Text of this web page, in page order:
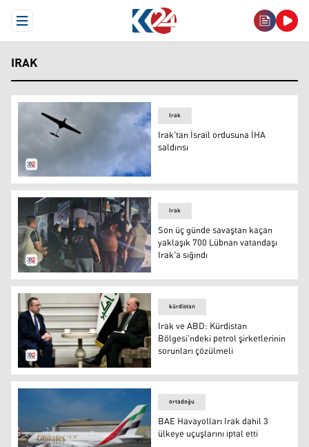
Open Menu
IRAK
Irak'tan İsrail ordusuna İHA saldırısı
Irak
Irak'tan İsrail ordusuna İHA
saldırısı
Son üç günde savaştan kaçan yaklaşık 700 Lübnan
Irak
Son üç günde savaştan kaçan
yaklaşık 700 Lübnan vatandaşı
Irak'a sığındı
Irak Başbakan Yardımcısı ve Dışişleri Bakanı Fuad
kürdistan
Irak ve ABD: Kürdistan
Bölgesi'ndeki petrol şirketlerinin
sorunları çözülmeli
ortadoğu
BAE Havayolları Irak dahil 3
ülkeye uçuşlarını iptal etti